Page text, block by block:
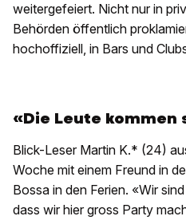
weitergefeiert. Nicht nur in
Behörden öffentlich
hochoffiziell, in Bars und
«Die Leute kommen
Blick-Leser Martin K.* (24)
Woche mit einem Freund in
Bossa in den Ferien. «Wir
dass wir hier gross Party